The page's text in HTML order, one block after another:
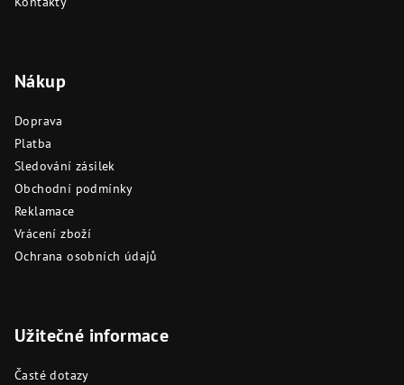
Nákup
Doprava
Platba
Sledování zásilek
Obchodní podmínky
Reklamace
Vrácení zboží
Ochrana osobních údajů
Užitečné informace
Časté dotazy